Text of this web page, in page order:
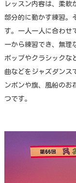
レッスン内容は、柔軟
部分的に動かす練習。
す。一人一人に合わせ
一から練習でき、無理
ポップやクラシックな
曲などをジャズダンス
ンポンや旗、風船のお
つです。